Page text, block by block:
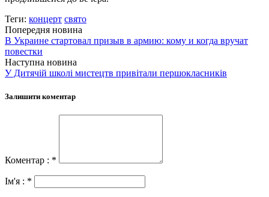
Теги: концерт свято
Попередня новина
В Украине стартовал призыв в армию: кому и когда вручат
повестки
Наступна новина
У Дитячій школі мистецтв привітали першокласників
Залишити коментар
Коментар : *
Ім'я : *